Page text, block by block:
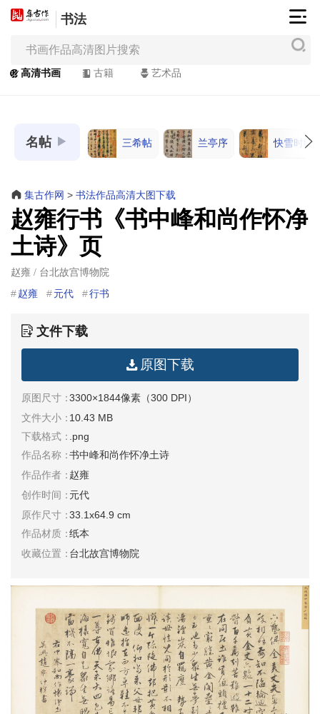
书法
高清书画 古籍 艺术品
名帖 三希帖 兰亭序 快雪时晴
集古作网 > 书法作品高清大图下载
赵雍行书《书中峰和尚作怀净
土诗》页
赵雍 / 台北故宫博物院
赵雍 元代 行书
文件下载
原图下载
原图尺寸：3300×1844像素（300 DPI）
文件大小：10.43 MB
下载格式： .png
作品名称：书中峰和尚作怀净土诗
作品作者：赵雍
创作时间：元代
原作尺寸：33.1x64.9 cm
作品材质：纸本
收藏位置：台北故宫博物院
古
作
网
书
画
/
Painting
&
Calligraphy
清
书
法
家
画
画
|